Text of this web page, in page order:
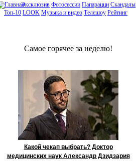
Эксклюзив Фотосессии Папарацци Скандалы
Топ-10 LOOK Музыка и видео Телешоу Рейтинг
Сaмое гoрячее за неделю!
Какой чекап выбрать? Доктор
медицинских наук Александр Дзидзария